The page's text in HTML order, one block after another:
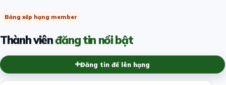
Bảng xếp hạng member
Thành viênđăng tin nổi bật
Đăng tin để lên hạng